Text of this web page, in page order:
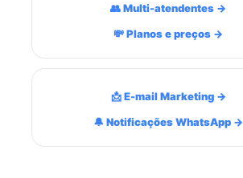
👥 Multi-atendentes →
💸 Planos e preços →
📩 E-mail Marketing →
🔔 Notificações WhatsApp →